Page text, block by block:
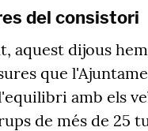
del consistori
aquest dijous
que
amb els
de més de 25